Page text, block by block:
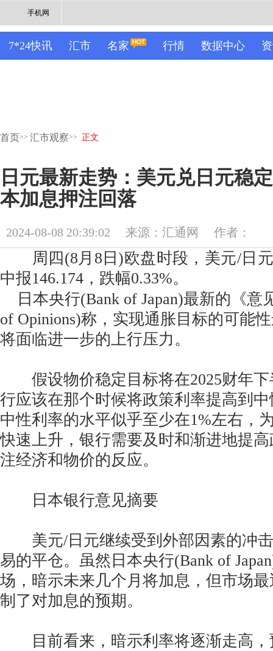
手机网
7*24快讯 汇市 名家 行情 数据中心
首页>> 汇市观察>> 正文
日元最新走势：美元兑日元稳
本加息押注回落
2024-08-08 20:39:02 来源：汇通网 作者：
周四(8月8日)欧盘时段，美元/日元
中报146.174，跌幅0.33%。
日本央行(Bank of Japan)最新的《意
of Opinions)称，实现通胀目标的可能
将面临进一步的上行压力。
假设物价稳定目标将在2025财年下
行应该在那个时候将政策利率提高到
中性利率的水平似乎至少在1%左右，
快速上升，银行需要及时和渐进地提
注经济和物价的反应。
日本银行意见摘要
美元/日元继续受到外部因素的冲击
易的平仓。虽然日本央行(Bank of
场，暗示未来几个月将加息，但市场
制了对加息的预期。
目前看来，暗示利率将逐渐走高，